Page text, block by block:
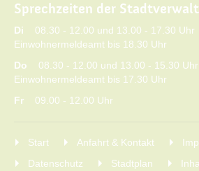
Sprechzeiten der
Di 08.30 - 12.00 und 13.00 - 17.30 Uhr
Einwohnermeldeamt bis 18.30 Uhr
Do 08.30 - 12.00 und 13.00 - 15.30 Uhr
Einwohnermeldeamt bis 17.30 Uhr
Fr 09.00 - 12.00 Uhr
Start Anfahrt & Kontakt
Datenschutz
Stadtplan